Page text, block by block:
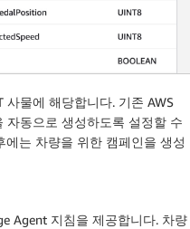
물에 해당합니다. 기존 AWS
자동으로 생성하도록 설정할 수
는 차량을 위한 캠페인을 생성
Agent 지침을 제공합니다. 차량